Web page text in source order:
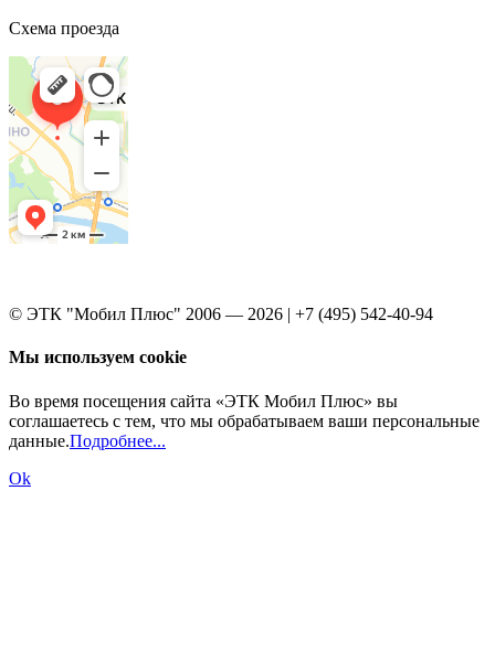
Схема проезда
© ЭТК "Мобил Плюс" 2006 — 2026 | +7 (495) 542-40-94
Мы используем cookie
Во время посещения сайта «ЭТК Мобил Плюс» вы
соглашаетесь с тем, что мы обрабатываем ваши персональные
данные.Подробнее...
Ok